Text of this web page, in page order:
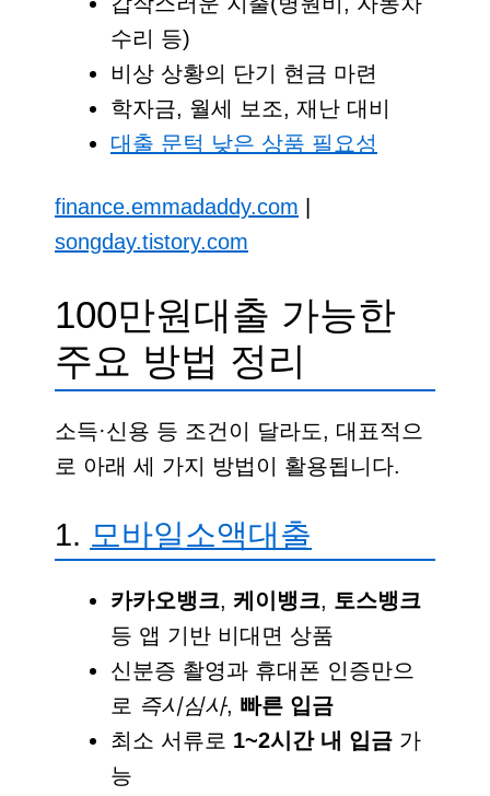
수리 등)
비상 상황의 단기 현금 마련
학자금, 월세 보조, 재난 대비
대출 문턱 낮은 상품 필요성
finance.emmadaddy.com |
songday.tistory.com
100만원대출 가능한
주요 방법 정리
소득·신용 등 조건이 달라도, 대표적으
로 아래 세 가지 방법이 활용됩니다.
1. 모바일소액대출
카카오뱅크, 케이뱅크, 토스뱅크
등 앱 기반 비대면 상품
신분증 촬영과 휴대폰 인증만으
로 즉시심사, 빠른 입금
최소 서류로 1~2시간 내 입금 가
능